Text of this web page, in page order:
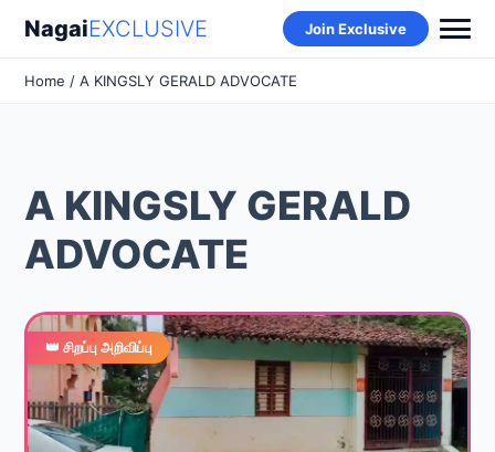
NagaiEXCLUSIVE Join Exclusive
Home / A KINGSLY GERALD ADVOCATE
A KINGSLY GERALD
ADVOCATE
👑 சிறப்பு அறிவிப்பு